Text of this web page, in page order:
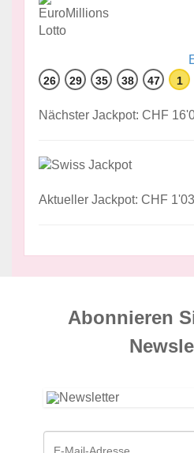
26 29 35 38 47 1
Nächster Jackpot: CHF
Aktueller Jackpot: CHF
Abonnieren